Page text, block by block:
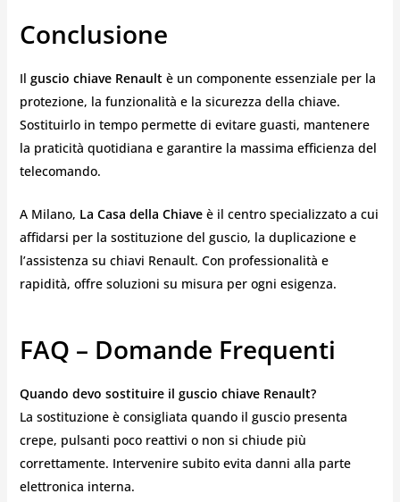
Conclusione
Il guscio chiave Renaultè un componente essenziale per la
protezione, la funzionalità e la sicurezza della chiave.
Sostituirlo in tempo permette di evitare guasti, mantenere
la praticità quotidiana e garantire la massima efficienza del
telecomando.
A Milano, La Casa della Chiaveè il centro specializzato a cui
affidarsi per la sostituzione del guscio, la duplicazione e
l’assistenza su chiavi Renault. Con professionalità e
rapidità, offre soluzioni su misura per ogni esigenza.
FAQ – Domande Frequenti
Quando devo sostituire il guscio chiave Renault?
La sostituzione è consigliata quando il guscio presenta
crepe, pulsanti poco reattivi o non si chiude più
correttamente. Intervenire subito evita danni alla parte
elettronica interna.